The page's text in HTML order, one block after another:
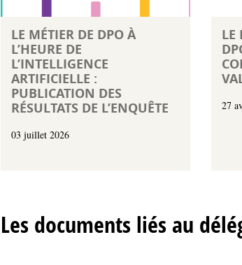
LE MÉTIER DE DPO À
L’HEURE DE
L’INTELLIGENCE
ARTIFICIELLE :
PUBLICATION DES
RÉSULTATS DE L’ENQUÊTE
03 juillet 2026
LE
27
Les documents liés au